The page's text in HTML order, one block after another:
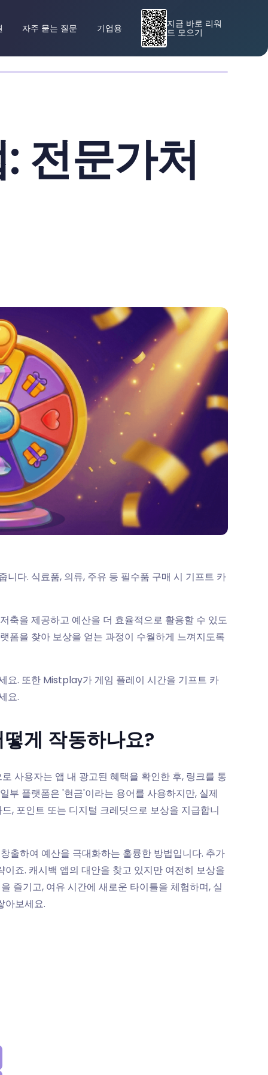
자주 묻는 질문 기업용 지금 바로 리워
드 모으기
전문가처
다. 식료품, 의류, 주유 등 필수품 구매 시 기프트 카
축을 제공하고 예산을 더 효율적으로 활용할 수 있도
폼을 찾아 보상을 얻는 과정이 수월하게 느껴지도록
요. 또한 Mistplay가 게임 플레이 시간을 기프트 카
요.
게 작동하나요?
사용자는 앱 내 광고된 혜택을 확인한 후, 링크를 통
부 플랫폼은 '현금'이라는 용어를 사용하지만, 실제
, 포인트 또는 디지털 크레딧으로 보상을 지급합니
출하여 예산을 극대화하는 훌륭한 방법입니다. 추가
죠. 캐시백 앱의 대안을 찾고 있지만 여전히 보상을
즐기고, 여유 시간에 새로운 타이틀을 체험하며, 실
아보세요.